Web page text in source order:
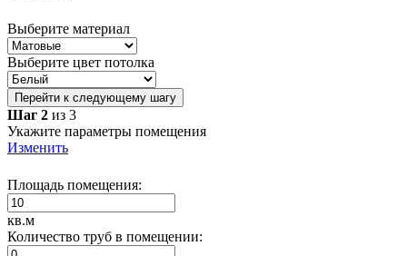
Выберите материал
Выберите цвет потолка
Перейти к следующему шагу
Шаг 2 из 3
Укажите параметры помещения
Изменить
Площадь помещения:
кв.м
Количество труб в помещении: